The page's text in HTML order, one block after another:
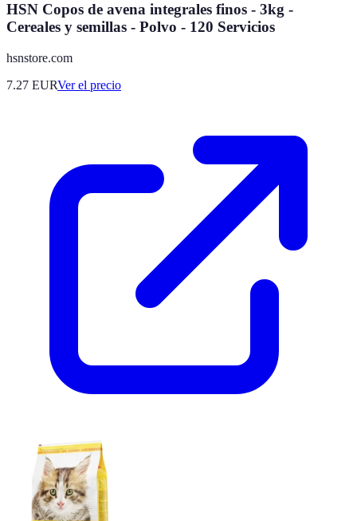
HSN Copos de avena integrales finos - 3kg -
Cereales y semillas - Polvo - 120 Servicios
hsnstore.com
7.27 EURVer el precio